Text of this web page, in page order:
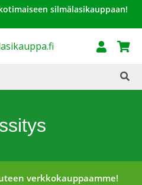
silmälasikauppaan!
verkkokauppaamme!